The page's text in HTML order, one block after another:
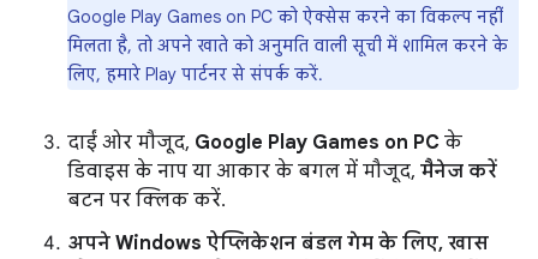
Google Play Games on PC को ऐक्सेस करने का विकल्प नहीं
मिलता है, तो अपने खाते को अनुमति वाली सूची में शामिल करने के
लिए, हमारे Play पार्टनर से संपर्क करें.
दाईं ओर मौजूद, Google Play Games on PC के
डिवाइस के नाप या आकार के बगल में मौजूद, मैनेज करें
बटन पर क्लिक करें.
अपने Windows ऐप्लिकेशन बंडल गेम के लिए, खास